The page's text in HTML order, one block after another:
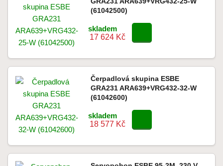
(61042500)
skladem
17 624 Kč
Čerpadlová skupina ESBE
GRA231 ARA639+VRG432-32-W
(61042600)
skladem
18 577 Kč